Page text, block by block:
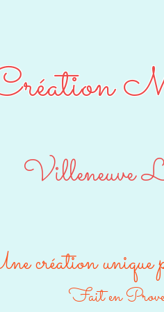
Villeneuve
création
Fait en